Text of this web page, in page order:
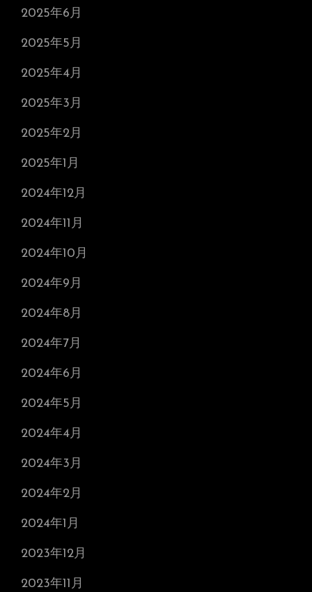
2025年6月
2025年5月
2025年4月
2025年3月
2025年2月
2025年1月
2024年12月
2024年11月
2024年10月
2024年9月
2024年8月
2024年7月
2024年6月
2024年5月
2024年4月
2024年3月
2024年2月
2024年1月
2023年12月
2023年11月